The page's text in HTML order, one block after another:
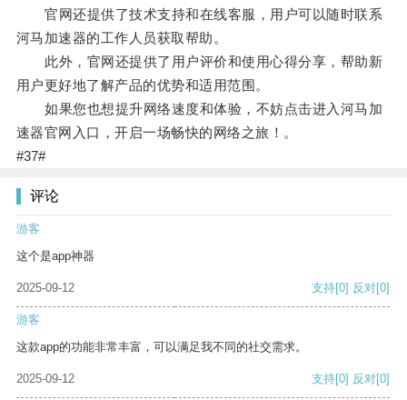
官网还提供了技术支持和在线客服，用户可以随时联系
河马加速器的工作人员获取帮助。
此外，官网还提供了用户评价和使用心得分享，帮助新
用户更好地了解产品的优势和适用范围。
如果您也想提升网络速度和体验，不妨点击进入河马加
速器官网入口，开启一场畅快的网络之旅！。
#37#
评论
游客
这个是app神器
2025-09-12 支持[0] 反对[0]
游客
这款app的功能非常丰富，可以满足我不同的社交需求。
2025-09-12 支持[0] 反对[0]